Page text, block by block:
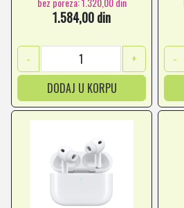
1.584,00 din
-
+
DODAJ U KORPU
-